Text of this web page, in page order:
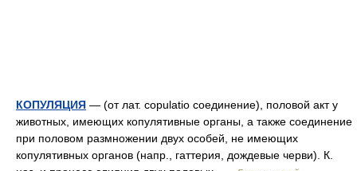
КОПУЛЯЦИЯ — (от лат. copulatio соединение), половой акт у
животных, имеющих копулятивные органы, а также соединение
при половом размножении двух особей, не имеющих
копулятивных органов (напр., гаттерия, дождевые черви). К.